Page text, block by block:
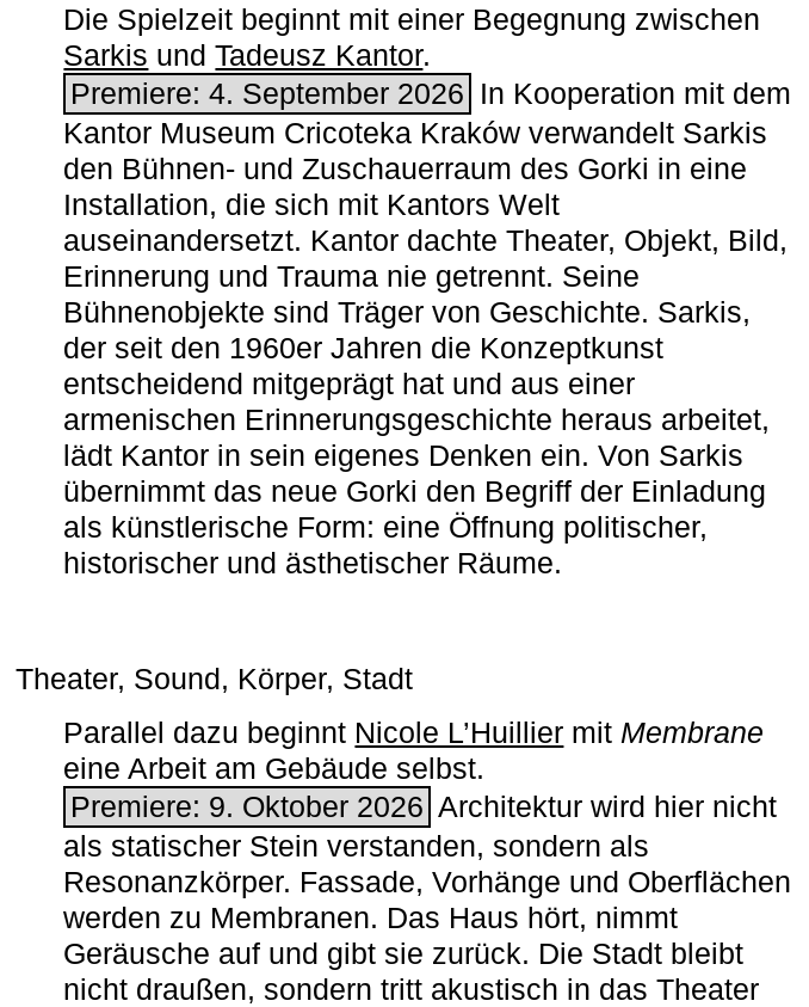
Die Spielzeit beginnt mit einer Begegnung zwischen
Sarkis undTadeusz Kantor.
Premiere: 4. September 2026 In Kooperation mit dem
Kantor Museum Cricoteka Kraków verwandelt Sarkis
den Bühnen- und Zuschauerraum des Gorki in eine
Installation, die sich mit Kantors Welt
auseinandersetzt. Kantor dachte Theater, Objekt, Bild,
Erinnerung und Trauma nie getrennt. Seine
Bühnenobjekte sind Träger von Geschichte. Sarkis,
der seit den 1960er Jahren die Konzeptkunst
entscheidend mitgeprägt hat und aus einer
armenischen ­Erinnerungsgeschichte heraus arbeitet,
lädt Kantor in sein eigenes Denken ein. Von Sarkis
übernimmt das neue Gorki den Begriff der Einladung
als künstlerische Form: eine Öffnung politischer,
historischer und ästhetischer Räume.
Theater, Sound, Körper, Stadt
Parallel dazu beginnt Nicole L’Huillier mit ­ Membrane
eine Arbeit am Gebäude selbst.
Premiere: 9. Oktober 2026 Architektur wird hier nicht
als statischer Stein verstanden, sondern als
Resonanzkörper. Fassade, Vorhänge und Oberflächen
werden zu Membranen. Das Haus hört, nimmt
Geräusche auf und gibt sie zurück. Die Stadt bleibt
nicht draußen, sondern tritt akustisch in das Theater